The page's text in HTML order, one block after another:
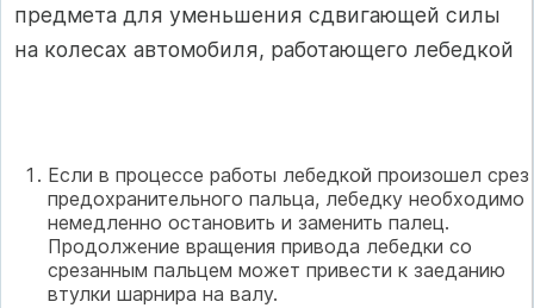
предмета для уменьшения сдвигающей силы
на колесах автомобиля, работающего лебедкой
Если в процессе работы лебедкой произошел срез
предохранительного пальца, лебедку необходимо
немедленно остановить и заменить палец.
Продолжение вращения привода лебедки со
срезанным пальцем может привести к заеданию
втулки шарнира на валу.